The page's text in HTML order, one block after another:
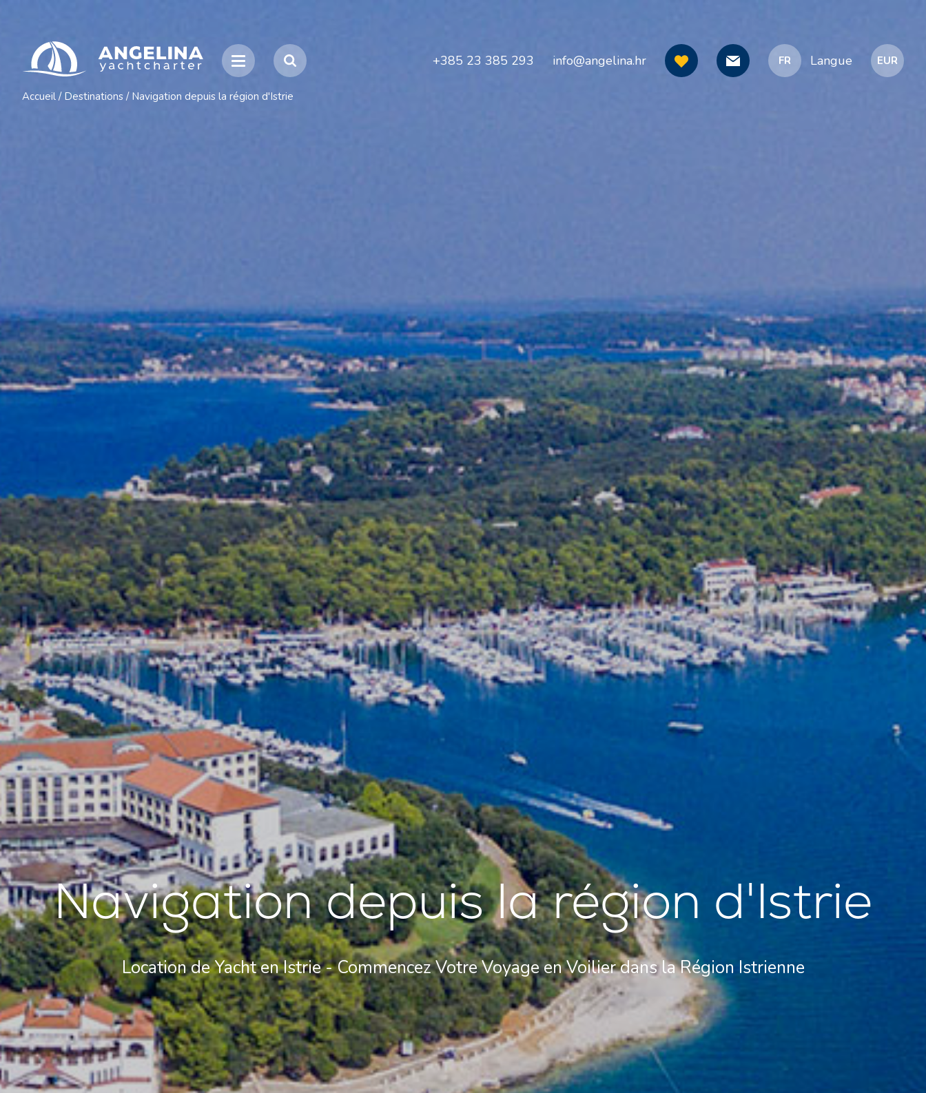
+385 23 385 293 info@angelina.hr FR Langue EUR
Accueil / Destinations / Navigation depuis la région d'Istrie
Navigation depuis la région d'Istrie
Location de Yacht en Istrie - Commencez Votre Voyage en Voilier dans la Région Istrienne
Contact
Actualités / Blog
Notre flotte
Voiliers
Services
Locations sans Equipage
Destinations
Région de navigation de
Bases du Sud
Marina Kremik, Primošten